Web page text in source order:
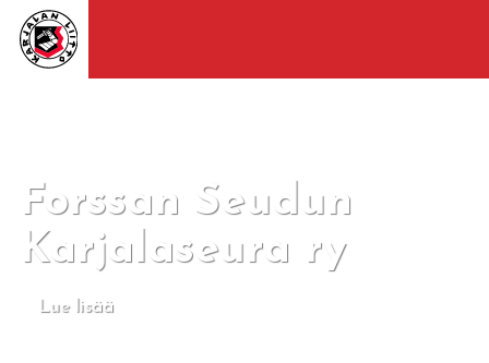
Forssan Seudun
Karjalaseura ry
Lue lisää